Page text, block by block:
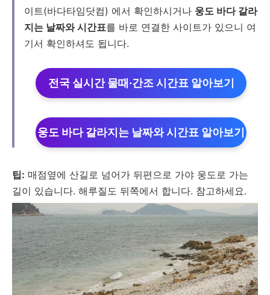
이트(바다타임닷컴) 에서 확인하시거나 웅도 바다 갈라
지는 날짜와 시간표를 바로 연결한 사이트가 있으니 여
기서 확인하셔도 됩니다.
전국 실시간 물때·간조 시간표 알아보기
웅도 바다 갈라지는 날짜와 시간표 알아보기
팁: 매점옆에 산길로 넘어가 뒤편으로 가야 웅도로 가는
길이 있습니다. 해루질도 뒤쪽에서 합니다. 참고하세요.